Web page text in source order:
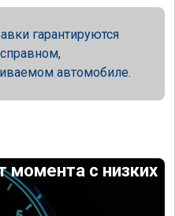
гарантируются
автомобиле.
момента с низких